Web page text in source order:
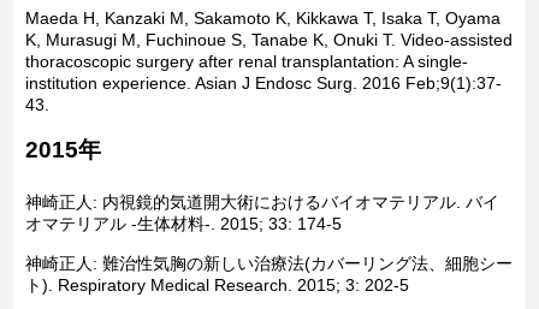
Maeda H, Kanzaki M, Sakamoto K, Kikkawa T, Isaka T, Oyama
K, Murasugi M, Fuchinoue S, Tanabe K, Onuki T. Video-assisted
thoracoscopic surgery after renal transplantation: A single-
institution experience. Asian J Endosc Surg. 2016 Feb;9(1):37-
43.
2015年
神崎正人: 内視鏡的気道開大術におけるバイオマテリアル. バイ
オマテリアル -生体材料-. 2015; 33: 174-5
神崎正人: 難治性気胸の新しい治療法(カバーリング法、細胞シー
ト). Respiratory Medical Research. 2015; 3: 202-5